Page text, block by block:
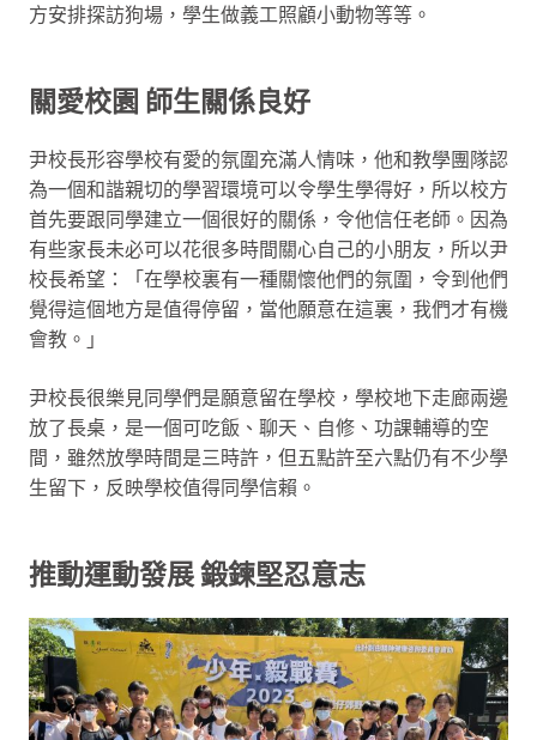
方安排探訪狗場，學生做義工照顧小動物等等。
關愛校園 師生關係良好
尹校長形容學校有愛的氛圍充滿人情味，他和教學團隊認
為一個和諧親切的學習環境可以令學生學得好，所以校方
首先要跟同學建立一個很好的關係，令他信任老師。因為
有些家長未必可以花很多時間關心自己的小朋友，所以尹
校長希望：「在學校裏有一種關懷他們的氛圍，令到他們
覺得這個地方是值得停留，當他願意在這裏，我們才有機
會教。」
尹校長很樂見同學們是願意留在學校，學校地下走廊兩邊
放了長桌，是一個可吃飯、聊天、自修、功課輔導的空
間，雖然放學時間是三時許，但五點許至六點仍有不少學
生留下，反映學校值得同學信賴。
推動運動發展 鍛鍊堅忍意志